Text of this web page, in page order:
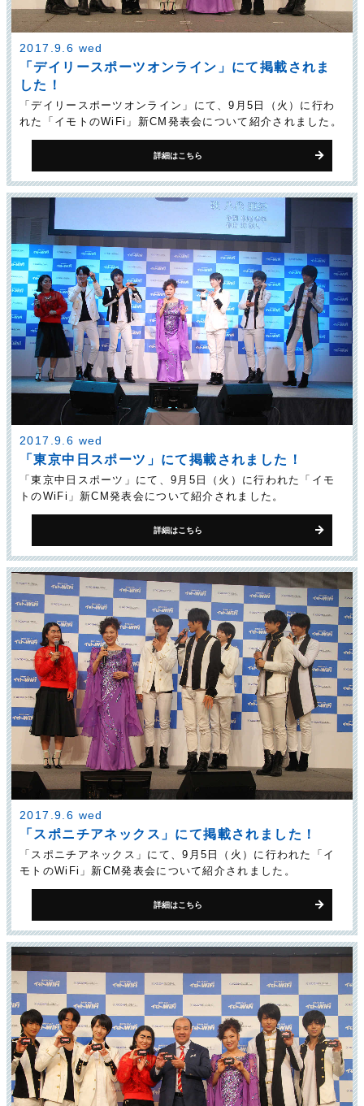
2017.9.6 wed
「デイリースポーツオンライン」にて掲載されま
した！
「デイリースポーツオンライン」にて、9月5日（火）に行わ
れた「イモトのWiFi」新CM発表会について紹介されました。
詳細はこちら
2017.9.6 wed
「東京中日スポーツ」にて掲載されました！
「東京中日スポーツ」にて、9月5日（火）に行われた「イモ
トのWiFi」新CM発表会について紹介されました。
詳細はこちら
2017.9.6 wed
「スポニチアネックス」にて掲載されました！
「スポニチアネックス」にて、9月5日（火）に行われた「イ
モトのWiFi」新CM発表会について紹介されました。
詳細はこちら